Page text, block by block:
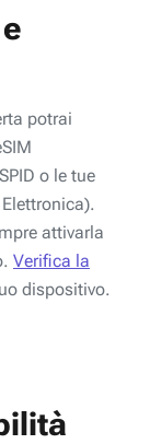
potrai
o le tue
attivarla
Verifica la
dispositivo.